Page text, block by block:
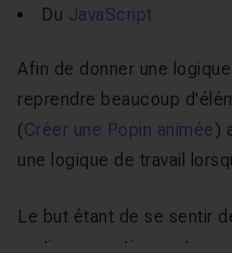
Du JavaScript
Afin de donner une
reprendre beaucoup
(Créer une Popin animée)
une logique de travail
Le but étant de se sentir
pratiquer, pratiquer et